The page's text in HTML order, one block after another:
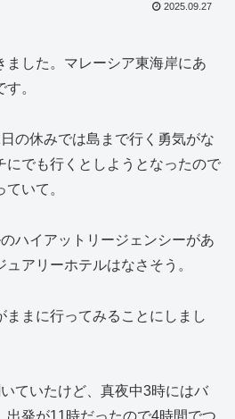
2025.09.27
ました。マレーシア東海岸にあ
。
の休みでは島まで行く勇気がな
にでも行くとしようとなったので
いて。
ハイアットリージェンシーがあ
アリーホテルはなさそう。
ままに行ってみることにしまし
ていたけど、真夜中3時にはバ